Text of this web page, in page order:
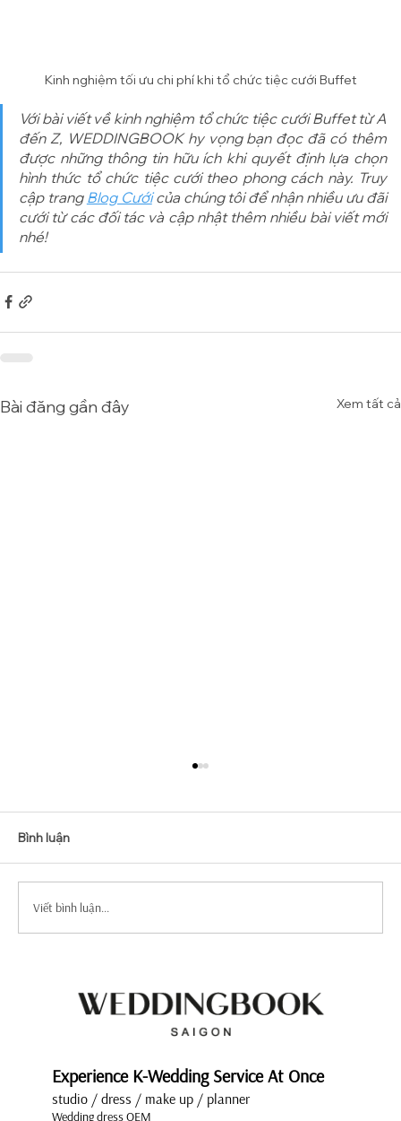
Kinh nghiệm tối ưu chi phí khi tổ chức tiệc cưới Buffet
Với bài viết về kinh nghiệm tổ chức tiệc cưới Buffet từ A
đến Z, WEDDINGBOOK hy vọng bạn đọc đã có thêm
được những thông tin hữu ích khi quyết định lựa chọn
hình thức tổ chức tiệc cưới theo phong cách này. Truy
cập trang Blog Cưới của chúng tôi để nhận nhiều ưu đãi
cưới từ các đối tác và cập nhật thêm nhiều bài viết mới
nhé!
Bài đăng gần đây Xem tất cả
Sang Trọng Và Quý Phái
Bình luận
Viết bình luận...
Experience K-Wedding Service At Once
studio / dress / make up / planner
Wedding dress OEM